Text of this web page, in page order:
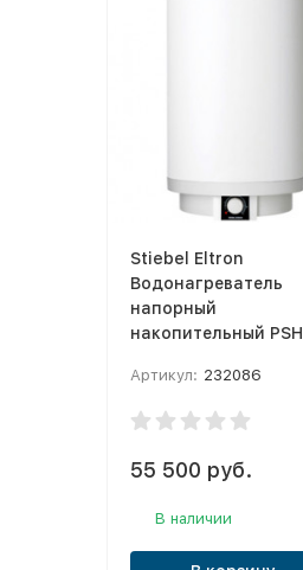
Stiebel Eltron
Водонагреватель
напорный
накопительный PSH
Артикул: 232086
55 500 руб.
В наличии